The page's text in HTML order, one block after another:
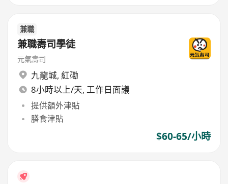
兼職
兼職壽司學徒
元氣壽司
九龍城, 紅磡
8小時以上/天, 工作日面議
提供額外津貼
膳食津貼
$60-65/小時